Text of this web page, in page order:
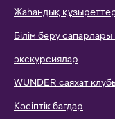
Жаһандық
Білім беру сапарлары
экскурсиялар
WUNDER саяхат
Кәсіптік бағдар